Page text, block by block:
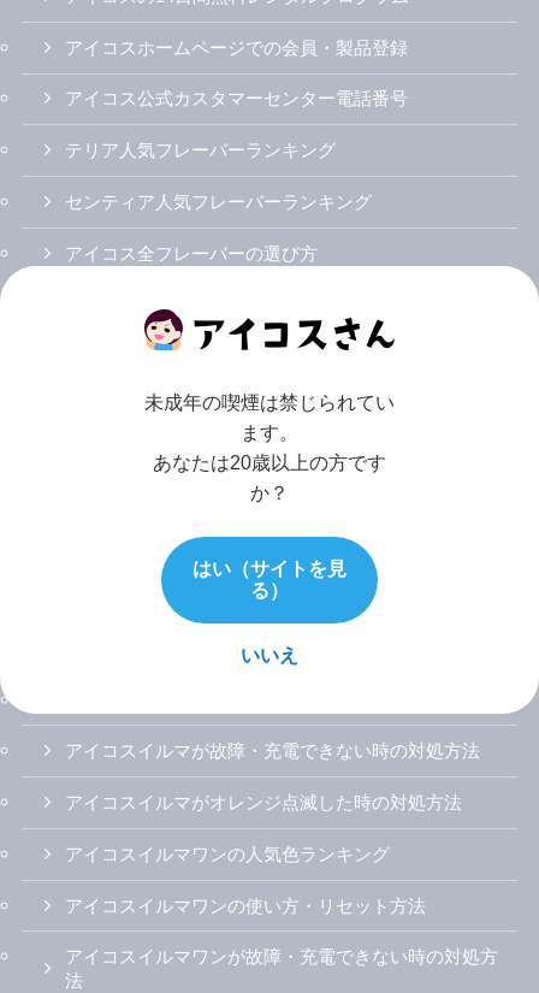
アイコスホームページでの会員・製品登録
アイコス公式カスタマーセンター電話番号
テリア人気フレーバーランキング
センティア人気フレーバーランキング
アイコス全フレーバーの選び方
アイコスイルマ初のニコチン0スティック「ザサード
アイコスイルマiとアイコスイルマの違い
アイコスイルマi/プライム/ワンのカラバリ・人気色
アイコスイルマiの使い方説明書
アイコスイルマ/プライム/ワン
アイコスイルマの無料レンタルを試した感想
アイコスイルマが故障・充電できない時の対処方法
アイコスイルマがオレンジ点滅した時の対処方法
アイコスイルマワンの人気色ランキング
アイコスイルマワンの使い方・リセット方法
アイコスイルマワンが故障・充電できない時の対処方
法
未成年の喫煙は禁じられてい
ます。
あなたは20歳以上の方です
か？
はい（サイトを見
る）
いいえ